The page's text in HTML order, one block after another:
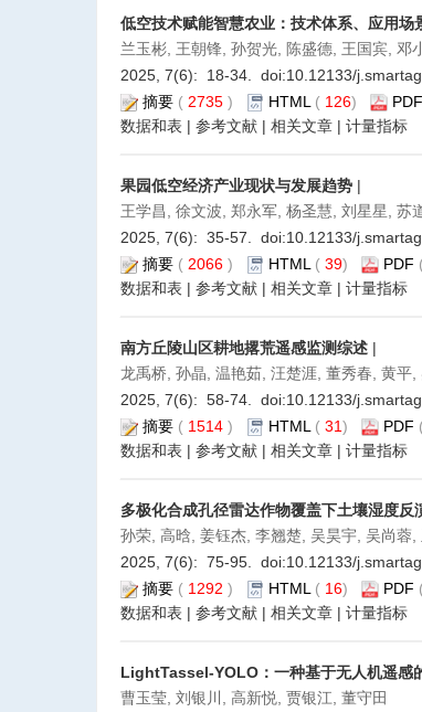
低空技术赋能智慧农业：技术体系、应用场
兰玉彬, 王朝锋, 孙贺光, 陈盛德, 王国宾, 邓
2025, 7(6): 18-34. doi:10.12133/
摘要 ( 2735 ) HTML ( 126) PDF
数据和表 | 参考文献 | 相关文章 | 计量指标
果园低空经济产业现状与发展趋势 |
王学昌, 徐文波, 郑永军, 杨圣慧, 刘星星, 苏
2025, 7(6): 35-57. doi:10.12133/
摘要 ( 2066 ) HTML ( 39) PDF
数据和表 | 参考文献 | 相关文章 | 计量指标
南方丘陵山区耕地撂荒遥感监测综述 |
龙禹桥, 孙晶, 温艳茹, 汪楚涯, 董秀春, 黄平,
2025, 7(6): 58-74. doi:10.12133/
摘要 ( 1514 ) HTML ( 31) PDF
数据和表 | 参考文献 | 相关文章 | 计量指标
多极化合成孔径雷达作物覆盖下土壤湿度反
孙荣, 高晗, 姜钰杰, 李翘楚, 吴昊宇, 吴尚蓉
2025, 7(6): 75-95. doi:10.12133/
摘要 ( 1292 ) HTML ( 16) PDF
数据和表 | 参考文献 | 相关文章 | 计量指标
LightTassel-YOLO：一种基于无人机遥感
曹玉莹, 刘银川, 高新悦, 贾银江, 董守田